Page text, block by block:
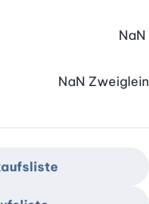
NaN
NaN Zweiglein